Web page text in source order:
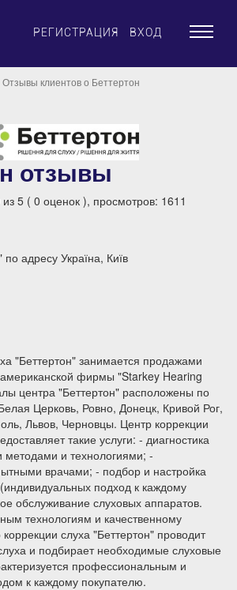
РЕГИСТРАЦИЯ ВХОД ×
Отзывы клиентов о Беттертон
отзывы
из 5 ( 0 оценок ), просмотров: 1611
адресу Україна, Київ
"Беттертон" занимается продажами
фирмы "Starkey Hearing
центра "Беттертон" расположены по
Церковь, Ровно, Донецк, Кривой Рог,
Львов, Черновцы. Центр коррекции
такие услуги: - диагностика
и технологиями; -
врачами; - подбор и настройка
подход к каждому
обслуживание слуховых аппаратов.
технологиям и качественному
слуха "Беттертон" проводит
и подбирает необходимые слуховые
профессиональным и
к каждому покупателю.